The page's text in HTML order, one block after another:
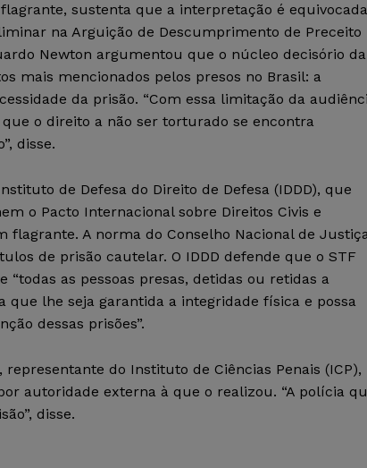
sustenta que a interpretação é equivocada
na Arguição de Descumprimento de Preceito
Newton argumentou que o núcleo decisório da
mais mencionados pelos presos no Brasil: a
da prisão. “Com essa limitação da
o direito a não ser torturado se encontra
disse.
de Defesa do Direito de Defesa (IDDD), que
o Pacto Internacional sobre Direitos Civis e
A norma do Conselho Nacional de
de prisão cautelar. O IDDD defende que o STF
as pessoas presas, detidas ou retidas a
lhe seja garantida a integridade física e possa
dessas prisões”.
do Instituto de Ciências Penais (ICP),
autoridade externa à que o realizou. “A polícia
disse.